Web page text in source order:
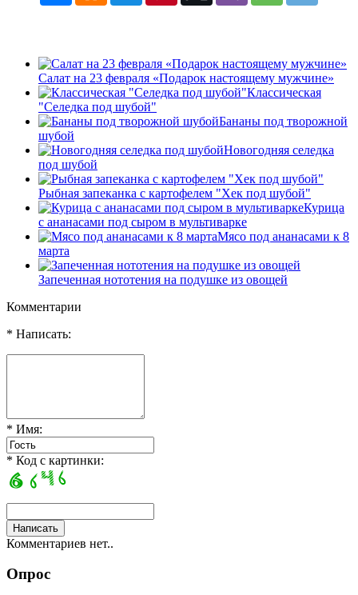
Салат на 23 февраля «Подарок настоящему мужчине»
Классическая
"Селедка под шубой"
Бананы под творожной
шубой
Новогодняя селедка
под шубой
Рыбная запеканка с картофелем "Хек под шубой"
Курица
с ананасами под сыром в мультиварке
Мясо под ананасами к 8
марта
Запеченная нототения на подушке из овощей
Комментарии
* Написать:
* Имя:
* Код с картинки:
Комментариев нет..
Опрос